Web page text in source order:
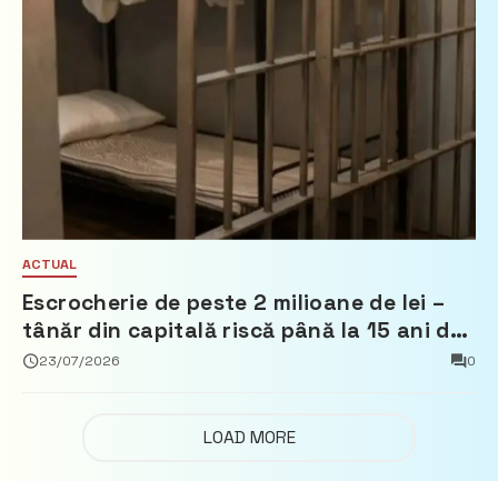
ACTUAL
Escrocherie de peste 2 milioane de lei –
tânăr din capitală riscă până la 15 ani de
închisoare
23/07/2026 0
LOAD MORE